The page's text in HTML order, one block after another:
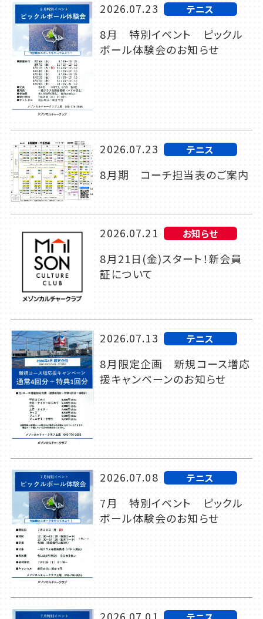
2026.07.23 テニス
8月 特別イベント ピックル
ボール体験会のお知らせ
2026.07.23 テニス
8月期 コーチ担当表のご案内
2026.07.21 お知らせ
8月21日(金)スタート！新会員
証について
2026.07.13 テニス
8月限定企画 新規コース増応
援キャンペーンのお知らせ
2026.07.08 テニス
7月 特別イベント ピックル
ボール体験会のお知らせ